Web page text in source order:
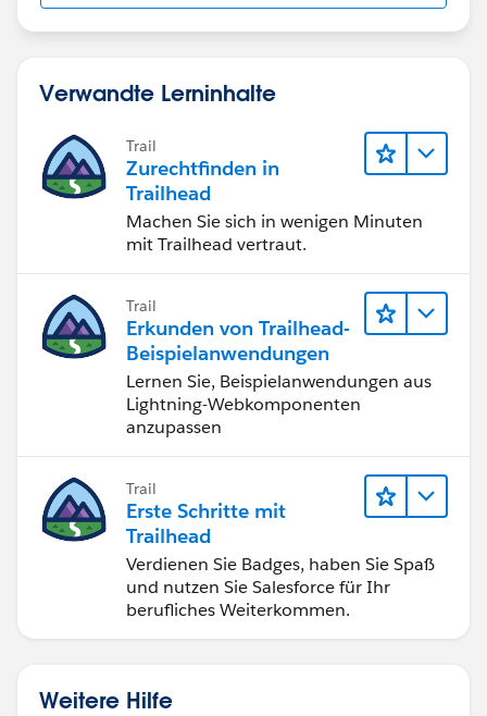
Verwandte Lerninhalte
Trail
Zurechtfinden in
Trailhead
Machen Sie sich in wenigen Minuten
mit Trailhead vertraut.
Trail
Erkunden von Trailhead-
Beispielanwendungen
Lernen Sie, Beispielanwendungen aus
Lightning-Webkomponenten
anzupassen
Trail
Erste Schritte mit
Trailhead
Verdienen Sie Badges, haben Sie Spaß
und nutzen Sie Salesforce für Ihr
berufliches Weiterkommen.
Weitere Hilfe